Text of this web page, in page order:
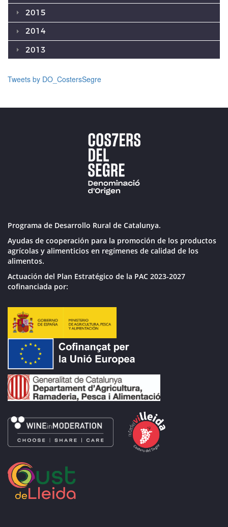
2015
2014
2013
Tweets by DO_CostersSegre
Programa de Desarrollo Rural de Catalunya.
Ayudas de cooperación para la promoción de los productos
agrícolas y alimenticios en regímenes de calidad de los
alimentos.
Actuación del Plan Estratégico de la PAC 2023-2027
cofinanciada por: